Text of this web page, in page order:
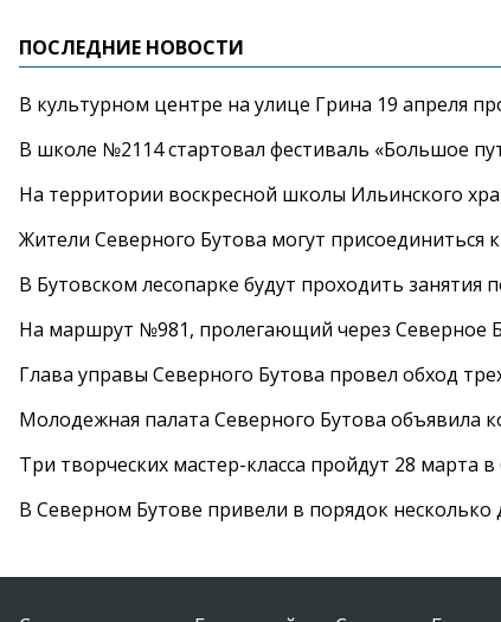
ПОСЛЕДНИЕ НОВОСТИ
В культурном центре на улице Грина 19 апреля
В школе №2114 стартовал фестиваль «Большое
На территории воскресной школы Ильинского
Жители Северного Бутова могут присоединиться
В Бутовском лесопарке будут проходить занятия
На маршрут №981, пролегающий через Северное
Глава управы Северного Бутова провел обход
Молодежная палата Северного Бутова объявила
Три творческих мастер-класса пройдут 28 марта
В Северном Бутове привели в порядок